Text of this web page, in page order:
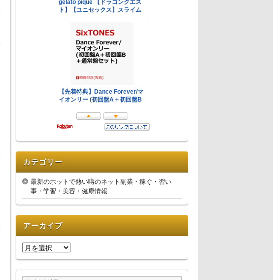
カテゴリー
最新のホットで熱い噂のネット副業・稼ぐ・習い
事・学習・美容・健康情報
アーカイブ
ア
イ